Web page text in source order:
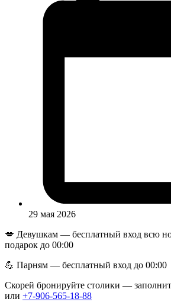
29 мая 2026
💋 Девушкам — бесплатный вход всю
подарок до 00:00
💪 Парням — бесплатный вход до 00:00
Скорей бронируйте столики —
или +7-906-565-18-88